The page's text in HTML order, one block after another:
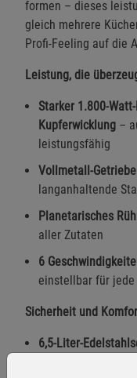
formen – dieses
gleich mehrere
Profi-Feeling auf die
Leistung, die
Starker 1.800-
Kupferwicklung –
leistungsfähig
Vollmetall-
langanhaltende
Planetarisches
aller Zutaten
6
einstellbar für jede
Sicherheit und
6,5-Liter-